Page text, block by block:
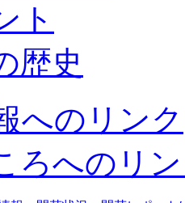
ト
歴史
へのリンク
ろへのリ